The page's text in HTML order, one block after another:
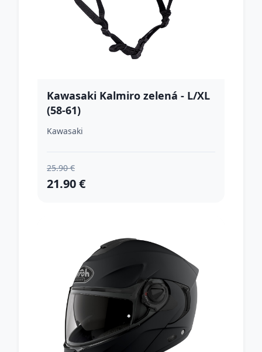
Kawasaki Kalmiro zelená - L/XL
(58-61)
Kawasaki
25.90 €
21.90 €